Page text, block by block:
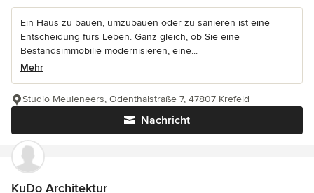
Ein Haus zu bauen, umzubauen oder zu sanieren ist eine
Entscheidung fürs Leben. Ganz gleich, ob Sie eine
Bestandsimmobilie modernisieren, eine...
Mehr
Nachricht
Studio Meuleneers, Odenthalstraße 7, 47807 Krefeld
KuDo Architektur